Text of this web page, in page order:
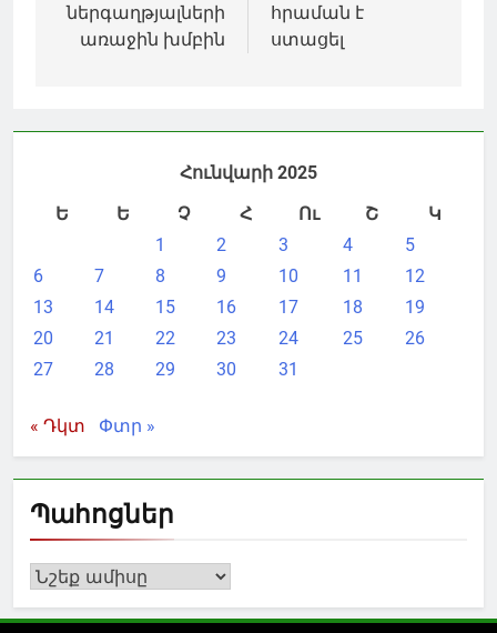
ներգաղթյալների
առաջին խմբին
հրաման է
ստացել
Հունվարի 2025
Ե
Ե Չ Հ Ու Շ
Կ
1
2 3 4
5
6
7 8 9 10 11
12
13
14 15 16 17 18
19
20
21 22 23 24 25
26
27
28 29 30 31
« Դկտ Փտր »
Պահոցներ
Պահոցներ